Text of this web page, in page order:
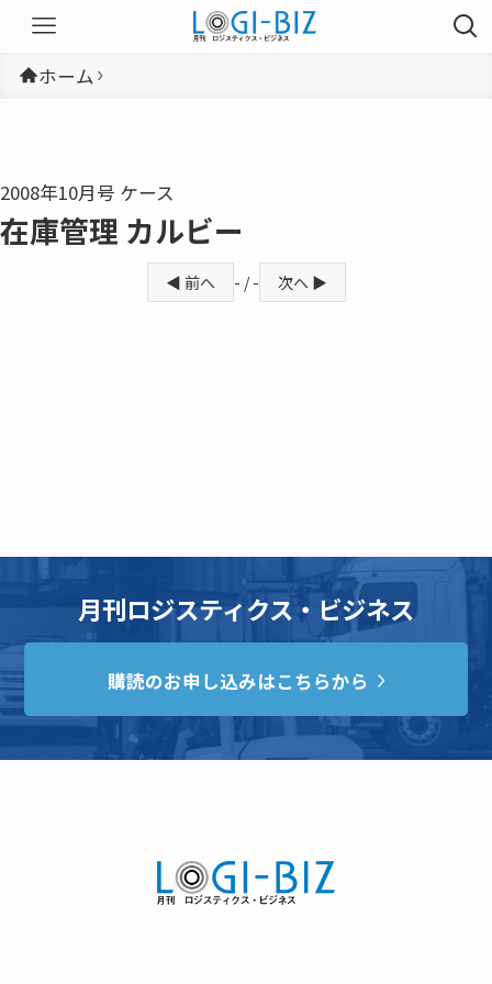
ホーム
2008年10月号 ケース
在庫管理 カルビー
◀ 前へ - / - 次へ ▶
月刊ロジスティクス・ビジネス
購読のお申し込みはこちらから